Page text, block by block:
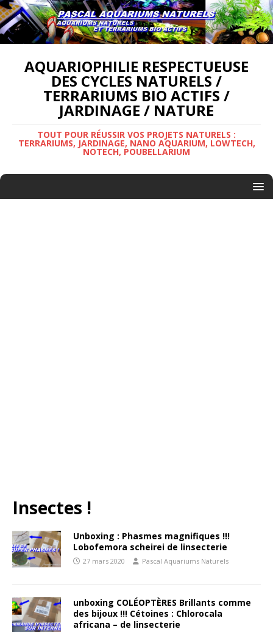
AQUARIOPHILIE RESPECTUEUSE
DES CYCLES NATURELS /
TERRARIUMS BIO ACTIFS /
JARDINAGE / NATURE
TOUT POUR RÉUSSIR VOS PROJETS NATURELS :
TERRARIUMS, JARDINAGE, NANO AQUARIUM, LOWTECH,
NOTECH, POUBELLARIUM
Insectes !
Unboxing : Phasmes magnifiques !!!
Lobofemora scheirei de linsecterie
27 mars 2020 Pascal Aquariums Naturels
unboxing COLÉOPTÈRES Brillants comme
des bijoux !!! Cétoines : Chlorocala
africana – de linsecterie